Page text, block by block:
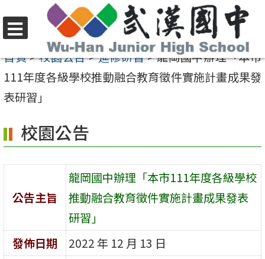
至
要
內
區
選
單
首頁>校園公告>進修研習>龍岡國中辦理「本市
111年度各級學校推動融合教育徵件實施計畫成果發
表研習」
校園公告
公告主旨
龍岡國中辦理「本市111年度各級學校
推動融合教育徵件實施計畫成果發表
研習」
發佈日期
2022 年 12 月 13 日